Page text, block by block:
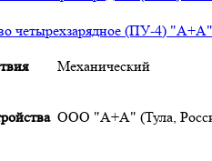
четырехзарядное (ПУ-4) "А+А"
Механический
ООО "А+А" (Тула,